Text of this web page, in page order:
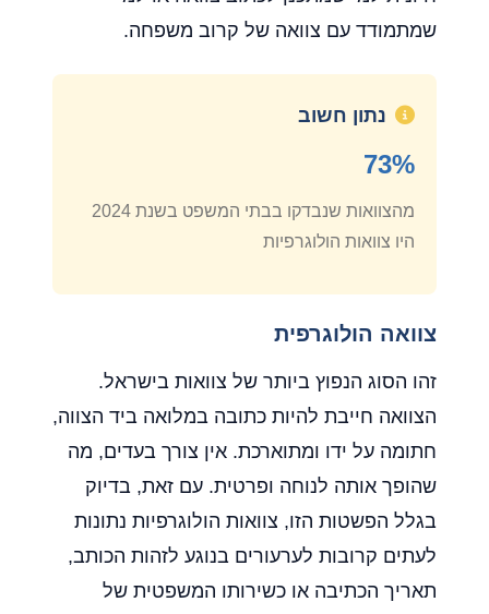
שמתמודד עם צוואה של קרוב משפחה.
נתון חשוב
73%
מהצוואות שנבדקו בבתי המשפט בשנת 2024
היו צוואות הולוגרפיות
צוואה הולוגרפית
זהו הסוג הנפוץ ביותר של צוואות בישראל.
הצוואה חייבת להיות כתובה במלואה ביד הצווה,
חתומה על ידו ומתוארכת. אין צורך בעדים, מה
שהופך אותה לנוחה ופרטית. עם זאת, בדיוק
בגלל הפשטות הזו, צוואות הולוגרפיות נתונות
לעתים קרובות לערעורים בנוגע לזהות הכותב,
תאריך הכתיבה או כשירותו המשפטית של